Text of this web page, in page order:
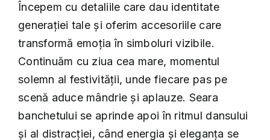
Începem cu detaliile care dau identitate
generației tale și oferim accesoriile care
transformă emoția în simboluri vizibile.
Continuăm cu ziua cea mare, momentul
solemn al festivității, unde fiecare pas pe
scenă aduce mândrie și aplauze. Seara
banchetului se aprinde apoi în ritmul dansului
și al distracției, când energia și eleganța se